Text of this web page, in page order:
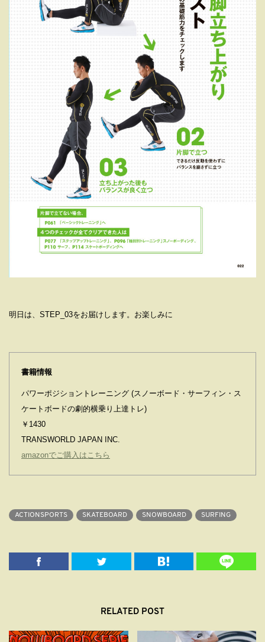
明日は、STEP_03をお届けします。お楽しみに
書籍情報
パワーポジショントレーニング (スノーボード・サーフィン・ス
ケートボードの劇的横乗り上達トレ)
￥1430
TRANSWORLD JAPAN INC.
amazonでご購入はこちら
ACTIONSPORTS SKATEBOARD SNOWBOARD SURFING
RELATED POST